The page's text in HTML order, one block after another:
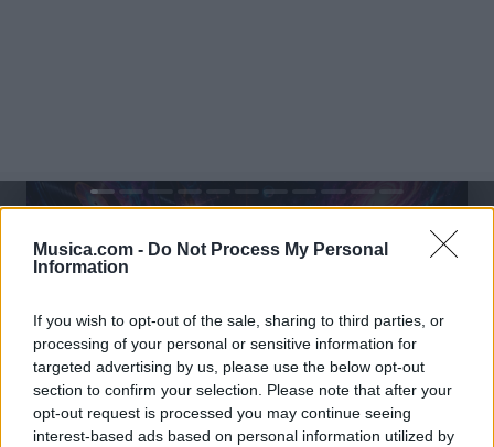
Musica.com - Do Not Process My Personal
Information
If you wish to opt-out of the sale, sharing to third parties, or
processing of your personal or sensitive information for
targeted advertising by us, please use the below opt-out
section to confirm your selection. Please note that after your
opt-out request is processed you may continue seeing
interest-based ads based on personal information utilized by